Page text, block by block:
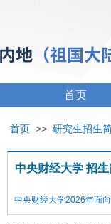
首页
首页 >> 研究生招生
中央财经大学 招
中央财经大学2026年面